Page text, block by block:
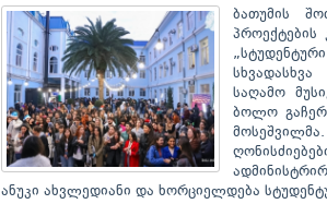
ბათუმის
პროექტების
საღამო
ბოლო
ანუკი ახვლედიანი და ხორციელდება